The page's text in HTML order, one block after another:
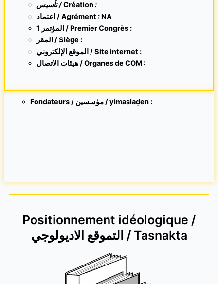
تأسيس /Création:
اعتماد / Agrément : NA
1 المؤتمر / Premier Congrès :
المقر /Siège :
الموقع الإلكتروني /Site internet:
هيئات الاتصال / Organes de COM :
Fondateurs / مؤسسين / yimaslaḍen :
Positionnement idéologique /
التموقع الاديولوجي / Tasnakta